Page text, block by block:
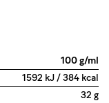
100 g/ml
1592 kJ / 384 kcal
32 g